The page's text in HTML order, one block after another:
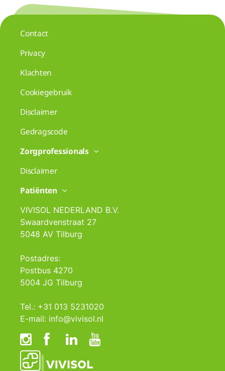
Contact
Privacy
Klachten
Cookiegebruik
Disclaimer
Gedragscode
Zorgprofessionals
Disclaimer
Patiënten
VIVISOL NEDERLAND B.V.
Swaardvenstraat 27
5048 AV Tilburg
Postadres:
Postbus 4270
5004 JG Tilburg
Tel.: +31 013 5231020
E-mail: info@vivisol.nl